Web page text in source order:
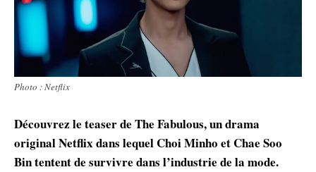
Photo : Netflix
Découvrez le teaser de The Fabulous, un drama
original Netflix dans lequel Choi Minho et Chae Soo
Bin tentent de survivre dans l’industrie de la mode.